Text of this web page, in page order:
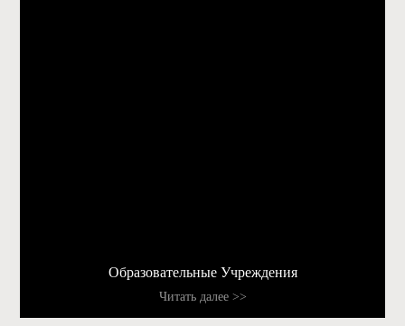
Образовательные Учреждения
Читать далее >>